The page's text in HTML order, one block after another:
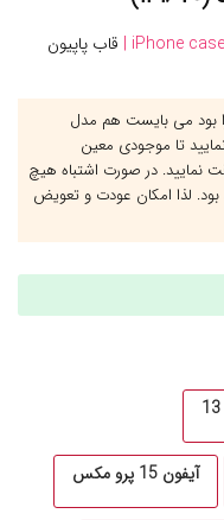
قاب پاپیون
بود می بایست هم مدل
تا موجودی معین
نمایید. در صورت اشتباه هیچ
لذا امکان عودت و تعویض
آیفون 15 پرو مکس